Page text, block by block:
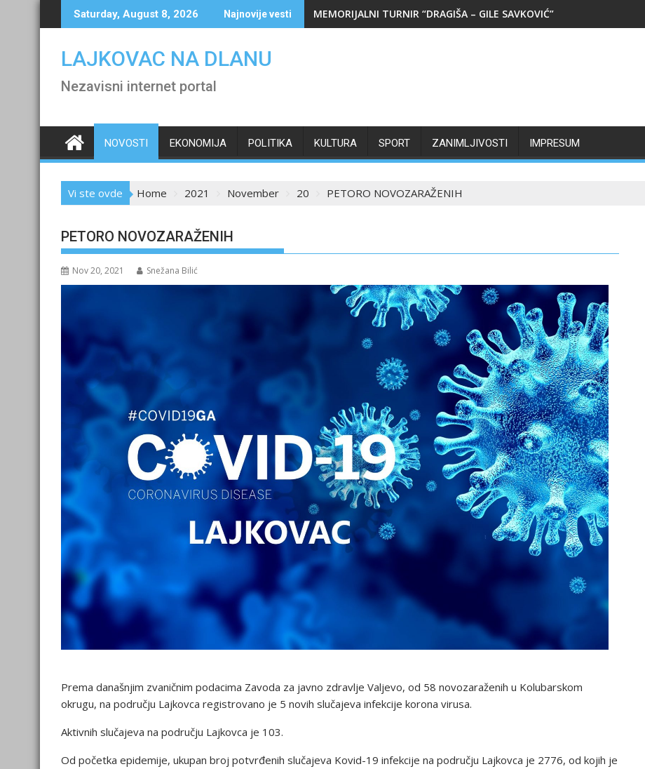
to
Saturday, August 8, 2026 Najnovije vesti MEMORIJALNI TURNIR “DRAGIŠA – GILE SAVKOVIĆ”
LAJKOVAC NA DLANU
Nezavisni internet portal
NOVOSTI EKONOMIJA POLITIKA KULTURA SPORT ZANIMLJIVOSTI IMPRESUM
Vi ste ovde Home 2021 November 20 PETORO NOVOZARAŽENIH
PETORO NOVOZARAŽENIH
Nov 20, 2021 Snežana Bilić
Prema današnjim zvaničnim podacima Zavoda za javno zdravlje Valjevo, od 58 novozaraženih u Kolubarskom
okrugu, na području Lajkovca registrovano je 5 novih slučajeva infekcije korona virusa.
Aktivnih slučajeva na području Lajkovca je 103.
Od početka epidemije, ukupan broj potvrđenih slučajeva Kovid-19 infekcije na području Lajkovca je 2776, od kojih je